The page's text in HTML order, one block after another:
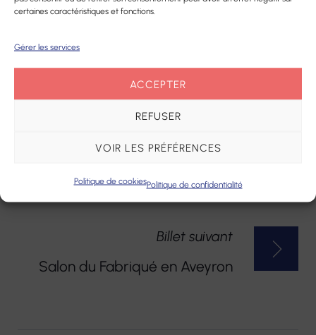
certaines caractéristiques et fonctions.
Gérer les services
ACCEPTER
REFUSER
VOIR LES PRÉFÉRENCES
Politique de cookiesPolitique de confidentialité
NAVIGATION
L’ARTICLE
Billet précédent
numéros d’appel
Billet suivant
Salon du Fabriqué en Aveyron